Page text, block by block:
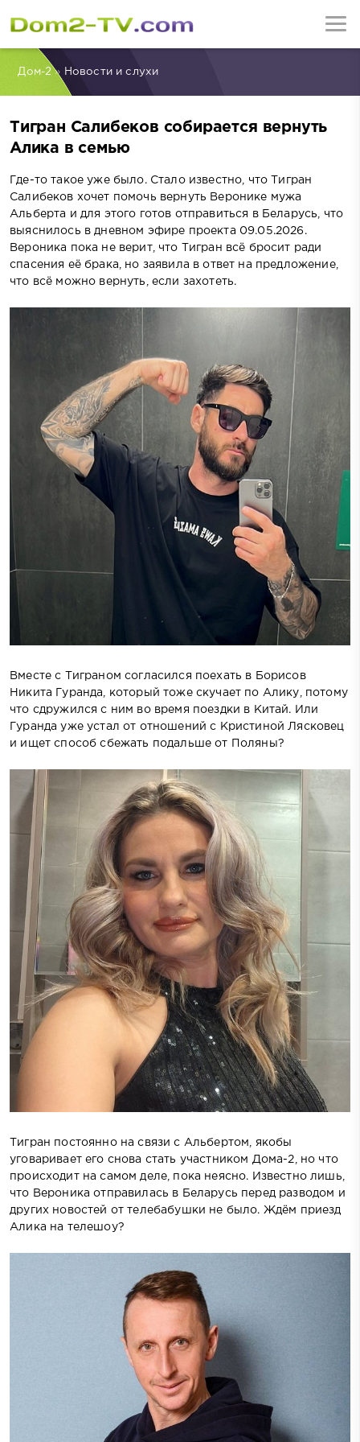
Дом-2» Новости и слухи
Тигран Салибеков собирается вернуть
Алика в семью
Где-то такое уже было. Стало известно, что Тигран
Салибеков хочет помочь вернуть Веронике мужа
Альберта и для этого готов отправиться в Беларусь, что
выяснилось в дневном эфире проекта 09.05.2026.
Вероника пока не верит, что Тигран всё бросит ради
спасения её брака, но заявила в ответ на предложение,
что всё можно вернуть, если захотеть.
Вместе с Тиграном согласился поехать в Борисов
Никита Гуранда, который тоже скучает по Алику, потому
что сдружился с ним во время поездки в Китай. Или
Гуранда уже устал от отношений с Кристиной Лясковец
и ищет способ сбежать подальше от Поляны?
Тигран постоянно на связи с Альбертом, якобы
уговаривает его снова стать участником Дома-2, но что
происходит на самом деле, пока неясно. Известно лишь,
что Вероника отправилась в Беларусь перед разводом и
других новостей от телебабушки не было. Ждём приезд
Алика на телешоу?